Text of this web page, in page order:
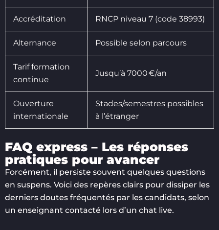
Accréditation RNCP niveau 7 (code 38993)
Alternance Possible selon parcours
Tarif formation
continue
Jusqu’à 7000 €/an
Ouverture
internationale
Stades/semestres possibles
à l’étranger
FAQ express – Les réponses
pratiques pour avancer
Forcément, il persiste souvent quelques questions
en suspens. Voici des repères clairs pour dissiper les
derniers doutes fréquentés par les candidats, selon
un enseignant contacté lors d’un chat live.